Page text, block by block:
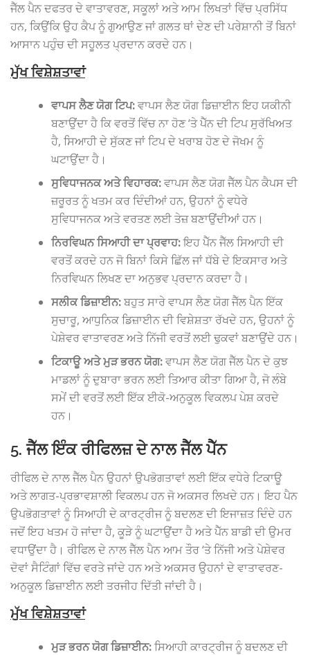
ਜੈੱਲ ਪੈਨ ਦਫਤਰ ਦੇ ਵਾਤਾਵਰਣ, ਸਕੂਲਾਂ ਅਤੇ ਆਮ ਲਿਖਤਾਂ ਵਿੱਚ ਪ੍ਰਸਿੱਧ
ਹਨ, ਕਿਉਂਕਿ ਉਹ ਕੈਪ ਨੂੰ ਗੁਆਉਣ ਜਾਂ ਗਲਤ ਥਾਂ ਦੇਣ ਦੀ ਪਰੇਸ਼ਾਨੀ ਤੋਂ ਬਿਨਾਂ
ਆਸਾਨ ਪਹੁੰਚ ਦੀ ਸਹੂਲਤ ਪ੍ਰਦਾਨ ਕਰਦੇ ਹਨ।
ਮੁੱਖ ਵਿਸ਼ੇਸ਼ਤਾਵਾਂ
ਵਾਪਸ ਲੈਣ ਯੋਗ ਟਿਪ:ਵਾਪਸ ਲੈਣ ਯੋਗ ਡਿਜ਼ਾਈਨ ਇਹ ਯਕੀਨੀ
ਬਣਾਉਂਦਾ ਹੈ ਕਿ ਵਰਤੋਂ ਵਿੱਚ ਨਾ ਹੋਣ ‘ਤੇ ਪੈੱਨ ਦੀ ਟਿਪ ਸੁਰੱਖਿਅਤ
ਹੈ, ਸਿਆਹੀ ਦੇ ਸੁੱਕਣ ਜਾਂ ਟਿਪ ਦੇ ਖਰਾਬ ਹੋਣ ਦੇ ਜੋਖਮ ਨੂੰ
ਘਟਾਉਂਦਾ ਹੈ।
ਸੁਵਿਧਾਜਨਕ ਅਤੇ ਵਿਹਾਰਕ:ਵਾਪਸ ਲੈਣ ਯੋਗ ਜੈੱਲ ਪੈਨ ਕੈਪਸ ਦੀ
ਜ਼ਰੂਰਤ ਨੂੰ ਖਤਮ ਕਰ ਦਿੰਦੀਆਂ ਹਨ, ਉਹਨਾਂ ਨੂੰ ਵਧੇਰੇ
ਸੁਵਿਧਾਜਨਕ ਅਤੇ ਵਰਤਣ ਲਈ ਤੇਜ਼ ਬਣਾਉਂਦੀਆਂ ਹਨ।
ਨਿਰਵਿਘਨ ਸਿਆਹੀ ਦਾ ਪ੍ਰਵਾਹ:ਇਹ ਪੈੱਨ ਜੈੱਲ ਸਿਆਹੀ ਦੀ
ਵਰਤੋਂ ਕਰਦੇ ਹਨ ਜੋ ਬਿਨਾਂ ਕਿਸੇ ਛਿੱਲ ਜਾਂ ਧੱਬੇ ਦੇ ਇਕਸਾਰ ਅਤੇ
ਨਿਰਵਿਘਨ ਲਿਖਣ ਦਾ ਅਨੁਭਵ ਪ੍ਰਦਾਨ ਕਰਦਾ ਹੈ।
ਸਲੀਕ ਡਿਜ਼ਾਈਨ:ਬਹੁਤ ਸਾਰੇ ਵਾਪਸ ਲੈਣ ਯੋਗ ਜੈੱਲ ਪੈਨ ਇੱਕ
ਸੁਚਾਰੂ, ਆਧੁਨਿਕ ਡਿਜ਼ਾਈਨ ਦੀ ਵਿਸ਼ੇਸ਼ਤਾ ਰੱਖਦੇ ਹਨ, ਉਹਨਾਂ ਨੂੰ
ਪੇਸ਼ੇਵਰ ਵਾਤਾਵਰਣ ਅਤੇ ਨਿੱਜੀ ਵਰਤੋਂ ਲਈ ਢੁਕਵਾਂ ਬਣਾਉਂਦੇ ਹਨ।
ਟਿਕਾਊ ਅਤੇ ਮੁੜ ਭਰਨ ਯੋਗ:ਵਾਪਸ ਲੈਣ ਯੋਗ ਜੈੱਲ ਪੈਨ ਦੇ ਕੁਝ
ਮਾਡਲਾਂ ਨੂੰ ਦੁਬਾਰਾ ਭਰਨ ਲਈ ਤਿਆਰ ਕੀਤਾ ਗਿਆ ਹੈ, ਜੋ ਲੰਬੇ
ਸਮੇਂ ਦੀ ਵਰਤੋਂ ਲਈ ਇੱਕ ਈਕੋ-ਅਨੁਕੂਲ ਵਿਕਲਪ ਪੇਸ਼ ਕਰਦੇ
ਹਨ।
5. ਜੈੱਲ ਇੰਕ ਰੀਫਿਲਜ਼ ਦੇ ਨਾਲ ਜੈੱਲ ਪੈੱਨ
ਰੀਫਿਲ ਦੇ ਨਾਲ ਜੈੱਲ ਪੈਨ ਉਹਨਾਂ ਉਪਭੋਗਤਾਵਾਂ ਲਈ ਇੱਕ ਵਧੇਰੇ ਟਿਕਾਊ
ਅਤੇ ਲਾਗਤ-ਪ੍ਰਭਾਵਸ਼ਾਲੀ ਵਿਕਲਪ ਹਨ ਜੋ ਅਕਸਰ ਲਿਖਦੇ ਹਨ। ਇਹ ਪੈਨ
ਉਪਭੋਗਤਾਵਾਂ ਨੂੰ ਸਿਆਹੀ ਦੇ ਕਾਰਟ੍ਰੀਜ ਨੂੰ ਬਦਲਣ ਦੀ ਇਜਾਜ਼ਤ ਦਿੰਦੇ ਹਨ
ਜਦੋਂ ਇਹ ਖਤਮ ਹੋ ਜਾਂਦਾ ਹੈ, ਕੂੜੇ ਨੂੰ ਘਟਾਉਂਦਾ ਹੈ ਅਤੇ ਪੈੱਨ ਬਾਡੀ ਦੀ ਉਮਰ
ਵਧਾਉਂਦਾ ਹੈ। ਰੀਫਿਲ ਦੇ ਨਾਲ ਜੈੱਲ ਪੈਨ ਆਮ ਤੌਰ ‘ਤੇ ਨਿੱਜੀ ਅਤੇ ਪੇਸ਼ੇਵਰ
ਦੋਵਾਂ ਸੈਟਿੰਗਾਂ ਵਿੱਚ ਵਰਤੇ ਜਾਂਦੇ ਹਨ ਅਤੇ ਅਕਸਰ ਉਹਨਾਂ ਦੇ ਵਾਤਾਵਰਣ-
ਅਨੁਕੂਲ ਡਿਜ਼ਾਈਨ ਲਈ ਤਰਜੀਹ ਦਿੱਤੀ ਜਾਂਦੀ ਹੈ।
ਮੁੱਖ ਵਿਸ਼ੇਸ਼ਤਾਵਾਂ
ਮੁੜ ਭਰਨ ਯੋਗ ਡਿਜ਼ਾਈਨ:ਸਿਆਹੀ ਕਾਰਟ੍ਰੀਜ ਨੂੰ ਬਦਲਣ ਦੀ